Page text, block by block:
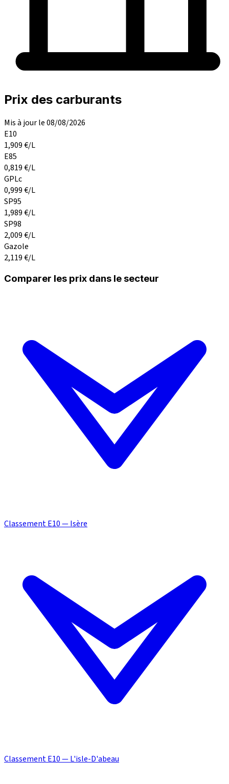
Prix des carburants
Mis à jour le 08/08/2026
E10
1,909€/L
E85
0,819€/L
GPLc
0,999€/L
SP95
1,989€/L
SP98
2,009€/L
Gazole
2,119€/L
Comparer les prix dans le secteur
Classement E10 — Isère
Classement E10 — L'isle-D'abeau